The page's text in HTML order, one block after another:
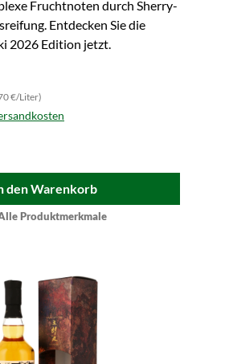
Fruchtnoten durch Sherry-
Entdecken Sie die
2026 Edition jetzt.
€/Liter)
den Warenkorb
Produktmerkmale